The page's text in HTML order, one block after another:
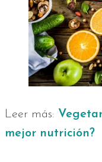
Leer más:
mejor nutrición?